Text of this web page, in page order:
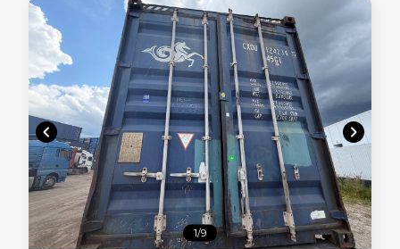
chevron_left chevron_right
1/9